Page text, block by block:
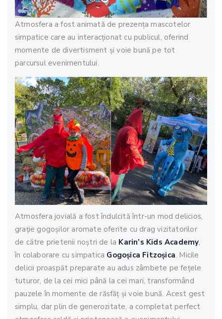
Atmosfera a fost animată de prezența mascotelor
simpatice care au interacționat cu publicul, oferind
momente de divertisment și voie bună pe tot
parcursul evenimentului.
Atmosfera jovială a fost îndulcită într-un mod delicios,
grație gogoșilor aromate oferite cu drag vizitatorilor
de către prietenii noștri de la Karin’s Kids Academy,
în colaborare cu simpatica Gogoșica Fitzoșica. Micile
delicii proaspăt preparate au adus zâmbete pe fețele
tuturor, de la cei mici până la cei mari, transformând
pauzele în momente de răsfăț și voie bună. Acest gest
simplu, dar plin de generozitate, a completat perfect